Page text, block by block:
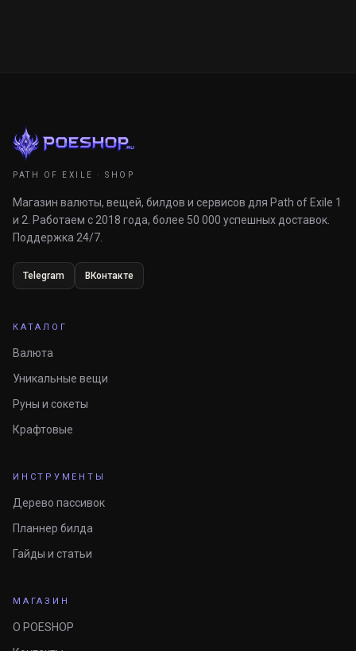
PATH OF EXILE · SHOP
Магазин валюты, вещей, билдов и сервисов для Path of Exile 1
и 2. Работаем с 2018 года, более 50 000 успешных доставок.
Поддержка 24/7.
Telegram ВКонтакте
КАТАЛОГ
Валюта
Уникальные вещи
Руны и сокеты
Крафтовые
ИНСТРУМЕНТЫ
Дерево пассивок
Планнер билда
Гайды и статьи
МАГАЗИН
О POESHOP